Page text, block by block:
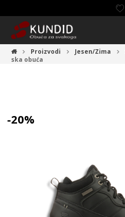
Proizvodi Jesen/Zima
ska obuća
-20%